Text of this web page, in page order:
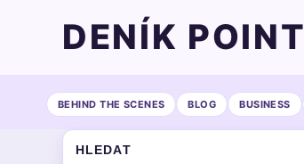
DENÍK POINT
BEHIND THE SCENES BLOG BUSINESS
HLEDAT